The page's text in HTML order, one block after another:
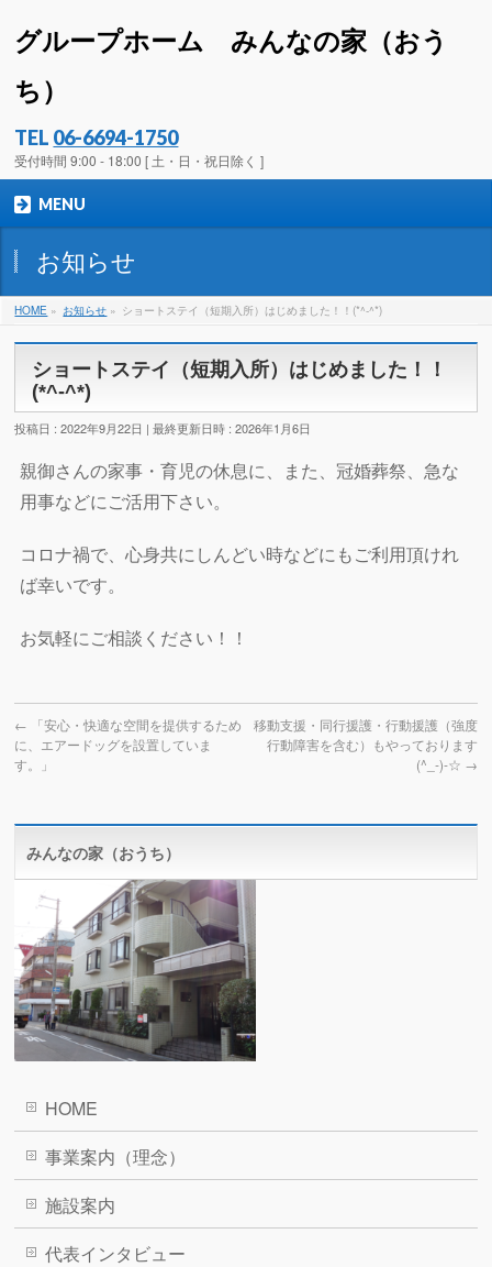
グループホーム みんなの家（おう
ち）
TEL 06-6694-1750
受付時間 9:00 - 18:00 [ 土・日・祝日除く ]
MENU
お知らせ
HOME » お知らせ » ショートステイ（短期入所）はじめました！！(*^-^*)
ショートステイ（短期入所）はじめました！！
(*^-^*)
投稿日 : 2022年9月22日 最終更新日時 : 2026年1月6日
親御さんの家事・育児の休息に、また、冠婚葬祭、急な
用事などにご活用下さい。
コロナ禍で、心身共にしんどい時などにもご利用頂けれ
ば幸いです。
お気軽にご相談ください！！
← 「安心・快適な空間を提供するため
に、エアードッグを設置していま
す。」
移動支援・同行援護・行動援護（強度
行動障害を含む）もやっております
(^_-)-☆ →
みんなの家（おうち）
HOME
事業案内（理念）
施設案内
代表インタビュー